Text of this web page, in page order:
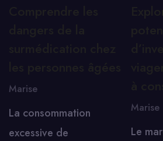
Marise
La consommation
excessive de
Marise
Le